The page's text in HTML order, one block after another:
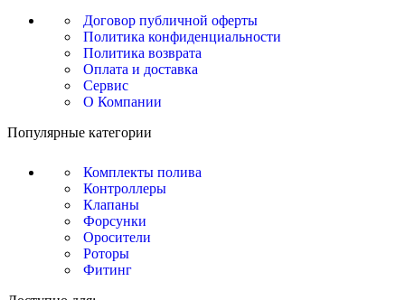
Договор публичной оферты
Политика конфиденциальности
Политика возврата
Оплата и доставка
Сервис
О Компании
Популярные категории
Комплекты полива
Контроллеры
Клапаны
Форсунки
Оросители
Роторы
Фитинг